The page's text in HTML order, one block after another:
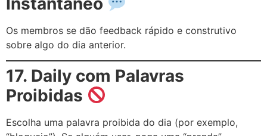
Os membros se dão feedback rápido e construtivo
sobre algo do dia anterior.
17. Daily com Palavras
Proibidas
Escolha uma palavra proibida do dia (por exemplo,